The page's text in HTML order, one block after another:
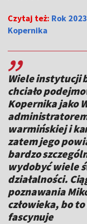
Czytaj też: Rok
Kopernika
,,
Wiele instytucji
chciało
Kopernika jako
warmińskiej i
zatem jego
bardzo
wydobyć wiele
działalności.
poznawania
człowieka, bo
fascynuje